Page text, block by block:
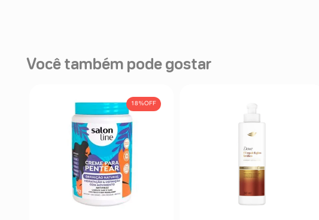
Você também pode gostar
18%OFF